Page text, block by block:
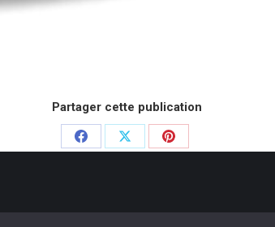
Partager cette publication
PartagerPartagerPartager
- 2020. Dream-Theme — trulypremium WordPress themes